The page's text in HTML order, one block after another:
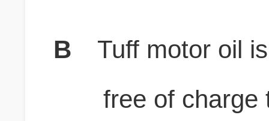
B
Tuff motor oil
free of charge